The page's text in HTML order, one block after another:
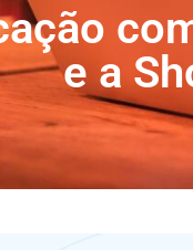
e a